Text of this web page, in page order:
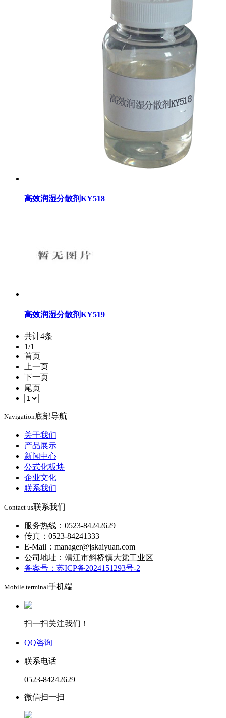
高效润湿分散剂KY518
高效润湿分散剂KY519
共计4条
1/1
首页
上一页
下一页
尾页
Navigation 底部导航
关于我们
产品展示
新闻中心
公式化板块
企业文化
联系我们
Contact us联系我们
服务热线：0523-84242629
传真：0523-84241333
E-Mail：manager@jskaiyuan.com
公司地址：靖江市斜桥镇大觉工业区
备案号：苏ICP备2024151293号-2
Mobile terminal手机端
扫一扫关注我们！
QQ咨询
联系电话
0523-84242629
微信扫一扫